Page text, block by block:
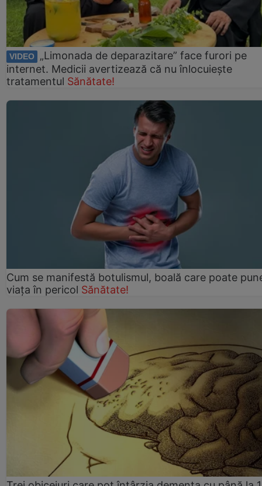
VIDEO
„Limonada de deparazitare” face furori pe
internet. Medicii avertizează că nu înlocuiește
tratamentul Sănătate!
Cum se manifestă botulismul, boală care poate
viaţa în pericol Sănătate!